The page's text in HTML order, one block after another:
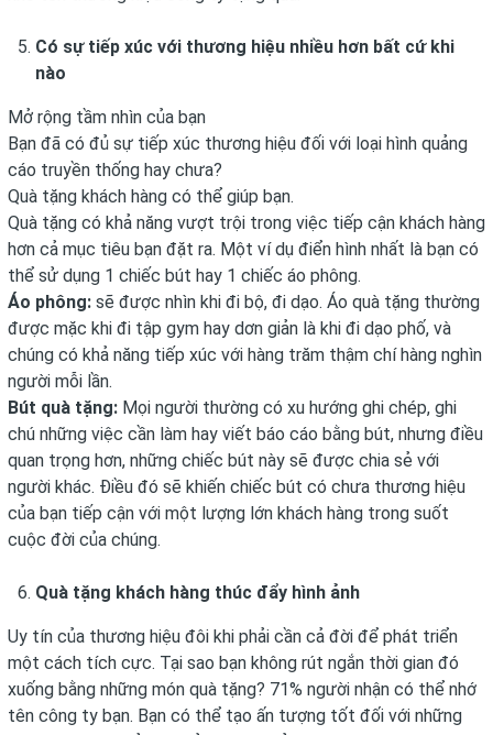
Có sự tiếp xúc với thương hiệu nhiều hơn bất cứ khi
nào
Mở rộng tầm nhìn của bạn
Bạn đã có đủ sự tiếp xúc thương hiệu đối với loại hình quảng
cáo truyền thống hay chưa?
Quà tặng khách hàng có thể giúp bạn.
Quà tặng có khả năng vượt trội trong việc tiếp cận khách hàng
hơn cả mục tiêu bạn đặt ra. Một ví dụ điển hình nhất là bạn có
thể sử dụng 1 chiếc bút hay 1 chiếc áo phông.
Áo phông: sẽ được nhìn khi đi bộ, đi dạo. Áo quà tặng thường
được mặc khi đi tập gym hay dơn giản là khi đi dạo phố, và
chúng có khả năng tiếp xúc với hàng trăm thậm chí hàng nghìn
người mỗi lần.
Bút quà tặng: Mọi người thường có xu hướng ghi chép, ghi
chú những việc cần làm hay viết báo cáo bằng bút, nhưng điều
quan trọng hơn, những chiếc bút này sẽ được chia sẻ với
người khác. Điều đó sẽ khiến chiếc bút có chưa thương hiệu
của bạn tiếp cận với một lượng lớn khách hàng trong suốt
cuộc đời của chúng.
Quà tặng khách hàng thúc đẩy hình ảnh
Uy tín của thương hiệu đôi khi phải cần cả đời để phát triển
một cách tích cực. Tại sao bạn không rút ngắn thời gian đó
xuống bằng những món quà tặng? 71% người nhận có thể nhớ
tên công ty bạn. Bạn có thể tạo ấn tượng tốt đối với những